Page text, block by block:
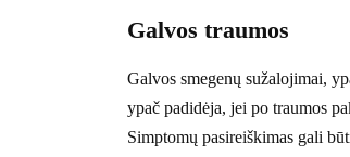
Galvos traumos
Galvos smegenų sužalojimai,
ypač padidėja, jei po traumos
Simptomų pasireiškimas gali